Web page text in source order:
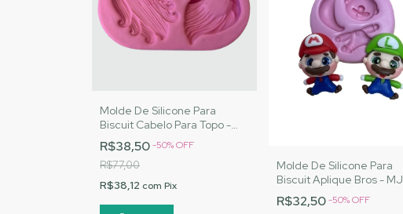
Molde De Silicone Para
Biscuit Cabelo Para Topo -
MJ Artesanatos |Cód. 3052
R$38,50-50%OFF
R$77,00
R$38,12 com Pix
Molde De Silicone Para
Biscuit Aplique Bros - MJ
Artesanatos |Cód. 3071
R$32,50-50%OFF